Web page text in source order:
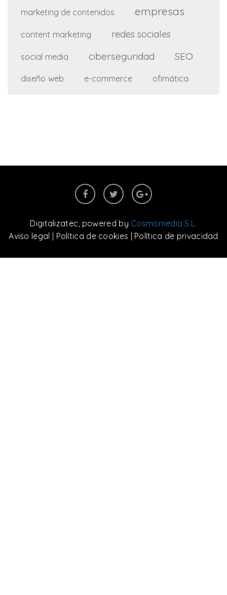
marketing de contenidos empresas
content marketing redes sociales
social media ciberseguridad SEO
diseño web e-commerce ofimática
Digitalizatec, powered by Cosmomedia S.L.
Aviso legal
Política de cookies Política de privacidad